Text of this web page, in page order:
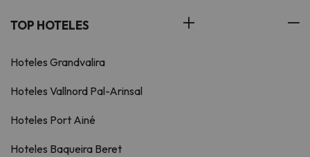
TOP HOTELES
Hoteles Grandvalira
Hoteles Vallnord Pal-Arinsal
Hoteles Port Ainé
Hoteles Baqueira Beret